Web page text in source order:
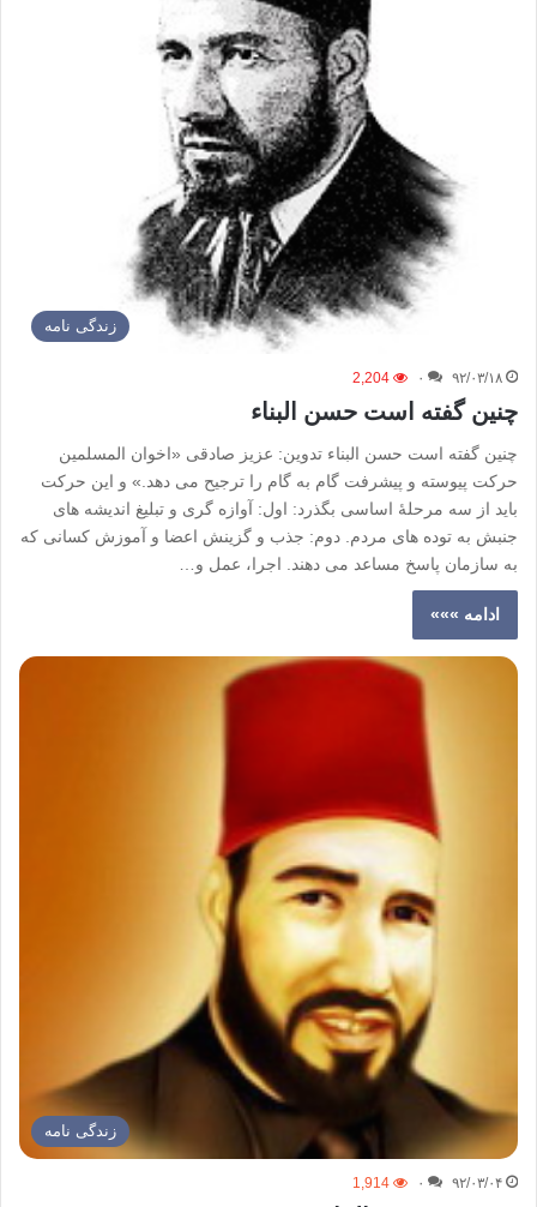
زندگی نامه
۹۲/۰۳/۱۸ ۰ 2,204
چنین گفته است حسن البناء
چنین گفته است حسن البناء تدوین: عزیز صادقی «اخوان المسلمین
حرکت پیوسته و پیشرفت گام به گام را ترجیح می دهد.» و این حرکت
باید از سه مرحلۀ اساسی بگذرد: اول: آوازه گری و تبلیغ اندیشه های
جنبش به توده های مردم. دوم: جذب و گزینش اعضا و آموزش کسانی که
به سازمان پاسخ مساعد می دهند. اجرا، عمل و…
ادامه »»»
زندگی نامه
۹۲/۰۳/۰۴ ۰ 1,914